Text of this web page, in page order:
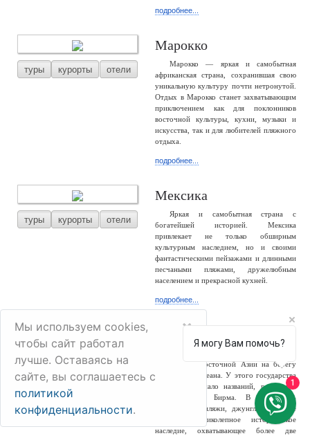
подробнее...
туры курорты отели
Марокко
Марокко — яркая и самобытная
африканская страна, сохранившая свою
уникальную культуру почти нетронутой.
Отдых в Марокко станет захватывающим
приключением как для поклонников
восточной культуры, кухни, музыки и
искусства, так и для любителей пляжного
отдыха.
подробнее...
туры курорты отели
Мексика
Яркая и самобытная страна с
богатейшей историей. Мексика
привлекает не только обширным
культурным наследием, но и своими
фантастическими пейзажами и длинными
песчаными пляжами, дружелюбным
населением и прекрасной кухней.
подробнее...
туры отели
страна Юго-Восточной Азии на берегу
Индийского океана. У этого государства
сменилось немало названий, россиянам
известно как Бирма. В стране –
белоснежные пляжи, джунгли, снежные
горы и великолепное историческое
наследие, охватывающее более две
Мы используем cookies,
чтобы сайт работал
лучше. Оставаясь на
сайте, вы соглашаетесь с
политикой
конфиденциальности.
×
Я могу Вам помочь?
1